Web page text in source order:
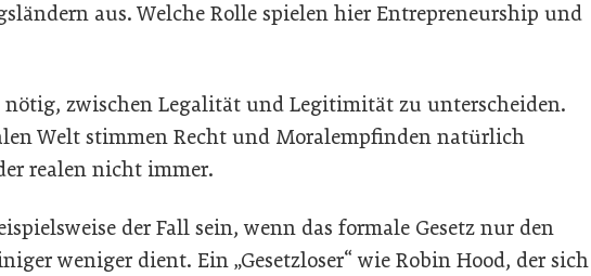
aus. Welche Rolle spielen hier Entrepreneurship und
nötig, zwischen Legalität und Legitimität zu unterscheiden.
Welt stimmen Recht und Moralempfinden natürlich
realen nicht immer.
der Fall sein, wenn das formale Gesetz nur den
weniger dient. Ein „Gesetzloser“ wie Robin Hood, der sich